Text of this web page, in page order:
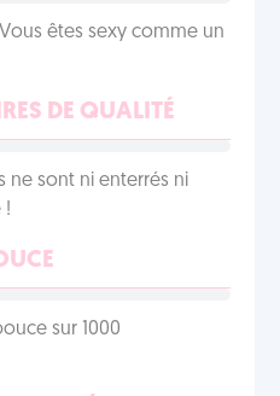
êtes sexy comme un
DE QUALITÉ
ne sont ni enterrés ni
!
sur 1000